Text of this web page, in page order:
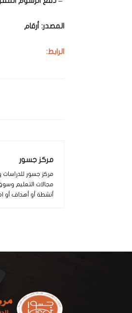
المصدر: أرقام
الرابط:
مركز جسور
مركز جسور للدراسات
مجالات التعليم
أنشطة أو أهداف أو